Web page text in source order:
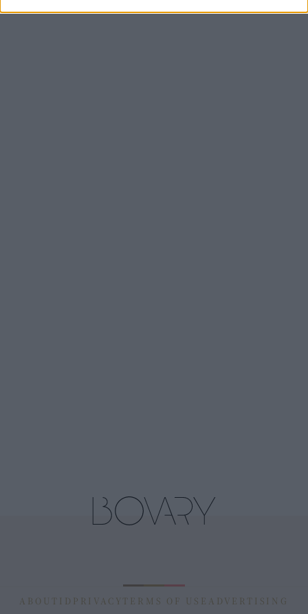
ABOUT ID PRIVACY TERMS OF USE ADVERTISING